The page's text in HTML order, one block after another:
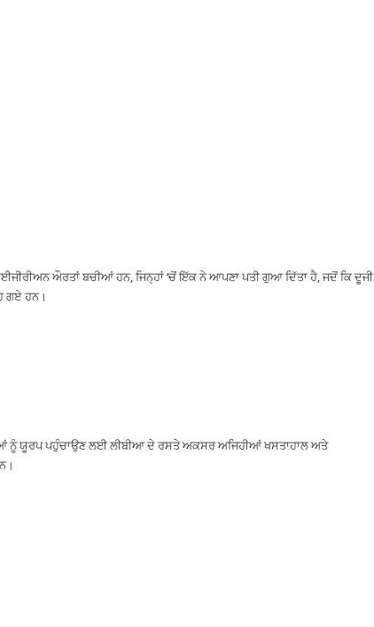
ਔਰਤਾਂ ਬਚੀਆਂ ਹਨ, ਜਿਨ੍ਹਾਂ ‘ਚੋਂ ਇੱਕ ਨੇ ਆਪਣਾ ਪਤੀ ਗੁਆ ਦਿੱਤਾ ਹੈ, ਜਦੋਂ ਕਿ ਦੂਜੀ
ਗਏ ਹਨ।
ਨੂੰ ਯੂਰਪ ਪਹੁੰਚਾਉਣ ਲਈ ਲੀਬੀਆ ਦੇ ਰਸਤੇ ਅਕਸਰ ਅਜਿਹੀਆਂ ਖਸਤਾਹਾਲ ਅਤੇ